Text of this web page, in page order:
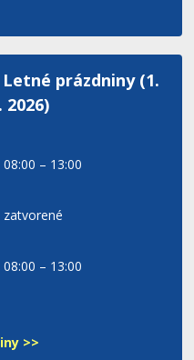
prázdniny (1.
2026)
08:00 – 13:00
zatvorené
08:00 – 13:00
>>